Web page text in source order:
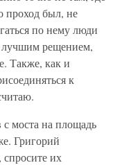
проход был, не
по нему люди
рещением,
Также, как и
к
моста на площадь
Григорий
их